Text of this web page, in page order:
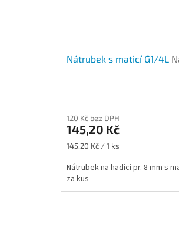
Nátrubek s maticí G1/4L
120 Kč bez DPH
145,20 Kč
Měrná
145,20 Kč / 1 ks
Nátrubek na hadici pr. 8 mm s
za kus